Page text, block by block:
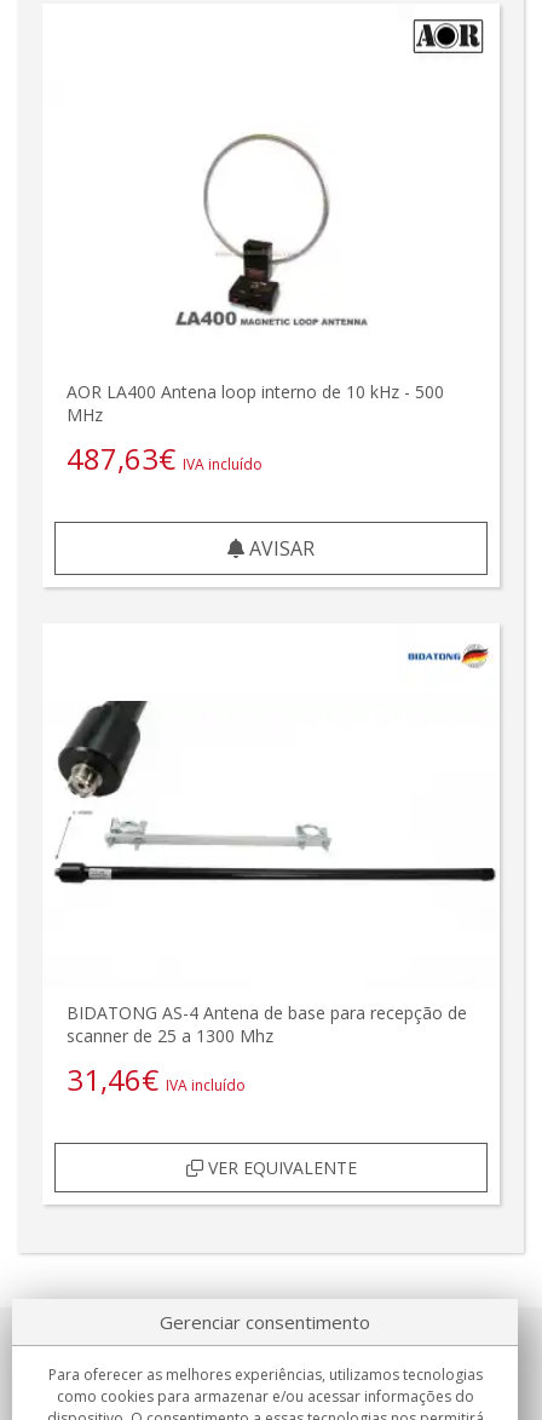
AOR LA400 Antena loop interno de 10 kHz - 500
MHz
487,63€ IVA incluído
AVISAR
BIDATONG AS-4 Antena de base para recepção de
scanner de 25 a 1300 Mhz
31,46€ IVA incluído
VER EQUIVALENTE
Sobre nosotros
Gerenciar consentimento
Para oferecer as melhores experiências, utilizamos tecnologias
como cookies para armazenar e/ou acessar informações do